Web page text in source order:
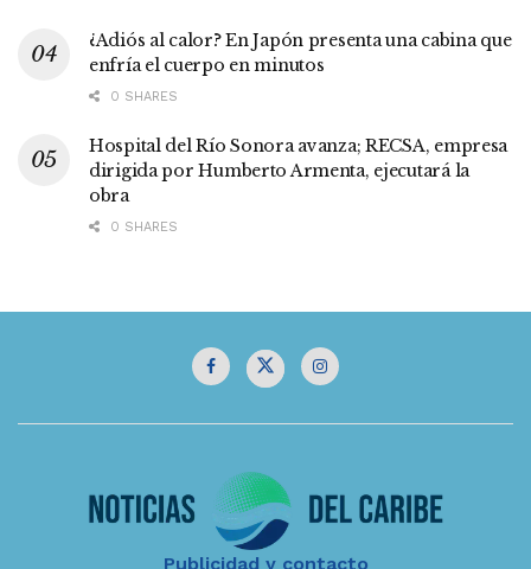
¿Adiós al calor? En Japón presenta una cabina que
enfría el cuerpo en minutos
0 SHARES
Hospital del Río Sonora avanza; RECSA, empresa
dirigida por Humberto Armenta, ejecutará la
obra
0 SHARES
Publicidad y contacto